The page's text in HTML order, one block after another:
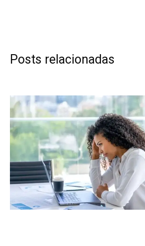
Posts relacionadas